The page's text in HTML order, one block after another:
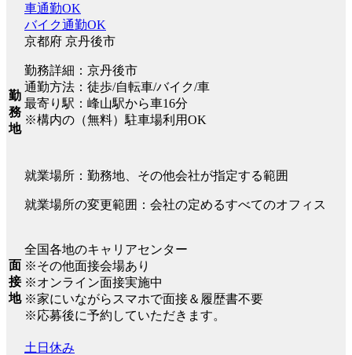
勤
務
地
車通勤OK
バイク通勤OK
京都府 京丹後市
勤務詳細：京丹後市
通勤方法：徒歩/自転車/バイク/車
最寄り駅：峰山駅から車16分
※構内の（無料）駐車場利用OK
就業場所：勤務地、その他会社が指定する範囲
就業場所の変更範囲：会社の定めるすべてのオフィス
面
接
地
全国各地のキャリアセンター
※その他面接会場あり
※オンライン面接実施中
※家にいながらスマホで面接＆履歴書不要
※応募後に予約していただきます。
土日休み